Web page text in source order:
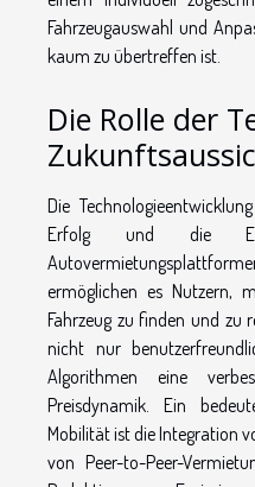
Fahrzeugauswahl und
kaum zu übertreffen ist.
Die Rolle der
Die
Erfolg und die
ermöglichen es Nutzern,
Fahrzeug zu finden und zu
nicht nur
Algorithmen eine
Preisdynamik. Ein
Mobilität ist die Integration
von Peer-to-Peer-